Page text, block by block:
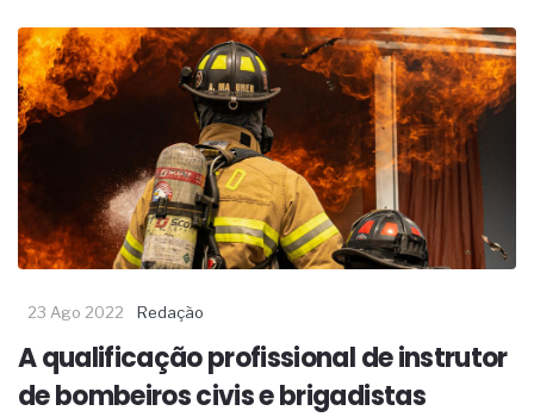
23 Ago 2022 Redação
A qualificação profissional de instrutor
de bombeiros civis e brigadistas